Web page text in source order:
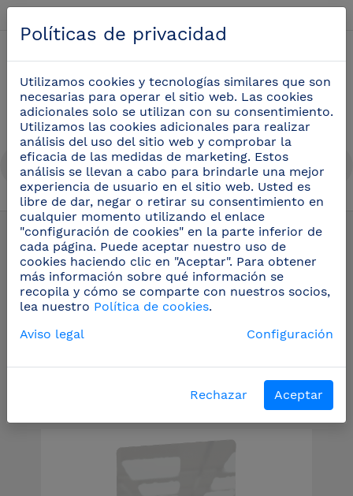
Seguridad e higiene en el trabajo (58)
Equipamiento para baños
públicos
Políticas de privacidad
Utilizamos cookies y tecnologías similares que son
necesarias para operar el sitio web. Las cookies
adicionales solo se utilizan con su consentimiento.
Utilizamos las cookies adicionales para realizar
análisis del uso del sitio web y comprobar la
eficacia de las medidas de marketing. Estos
análisis se llevan a cabo para brindarle una mejor
experiencia de usuario en el sitio web. Usted es
libre de dar, negar o retirar su consentimiento en
cualquier momento utilizando el enlace
"configuración de cookies" en la parte inferior de
cada página. Puede aceptar nuestro uso de
cookies haciendo clic en "Aceptar". Para obtener
más información sobre qué información se
recopila y cómo se comparte con nuestros socios,
lea nuestro Política de cookies.
Aviso legal
Configuración
Rechazar Aceptar